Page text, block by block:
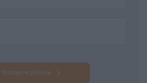
Następne pytanie